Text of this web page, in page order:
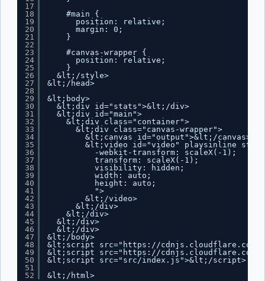
17
18
19
20
21
22
23
24
25
26
27
28
29
30
31
32
33
34
35
36
37
38
39
40
41
42
43
44
45
46
47
48
49
50
51
52
#main {
position: relative;
margin: 0;
}
#canvas-wrapper {
position: relative;
}
&lt;/style>
&lt;/head>
&lt;body>
&lt;div id="stats">&lt;/div>
&lt;div id="main">
&lt;div class="container">
&lt;div class="canvas-wrapper">
&lt;canvas id="output">&lt;/canvas>
&lt;video id="video" playsinline
-webkit-transform: scaleX(-1);
transform: scaleX(-1);
visibility: hidden;
width: auto;
height: auto;
">
&lt;/video>
&lt;/div>
&lt;/div>
&lt;/div>
&lt;/div>
&lt;/body>
&lt;script src=" https://
&lt;script src=" https://
&lt;script src="src/index.js">&lt;/script>
&lt;/html>